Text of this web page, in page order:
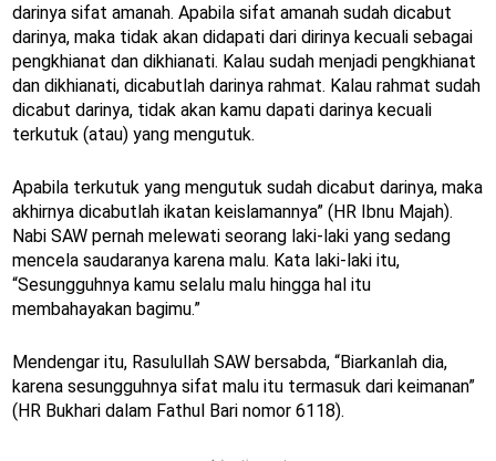
darinya sifat amanah. Apabila sifat amanah sudah dicabut
darinya, maka tidak akan didapati dari dirinya kecuali sebagai
pengkhianat dan dikhianati. Kalau sudah menjadi pengkhianat
dan dikhianati, dicabutlah darinya rahmat. Kalau rahmat sudah
dicabut darinya, tidak akan kamu dapati darinya kecuali
terkutuk (atau) yang mengutuk.
Apabila terkutuk yang mengutuk sudah dicabut darinya, maka
akhirnya dicabutlah ikatan keislamannya” (HR Ibnu Majah).
Nabi SAW pernah melewati seorang laki-laki yang sedang
mencela saudaranya karena malu. Kata laki-laki itu,
“Sesungguhnya kamu selalu malu hingga hal itu
membahayakan bagimu.”
Mendengar itu, Rasulullah SAW bersabda, “Biarkanlah dia,
karena sesungguhnya sifat malu itu termasuk dari keimanan”
(HR Bukhari dalam Fathul Bari nomor 6118).